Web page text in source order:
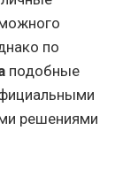
по
подобные
решениями